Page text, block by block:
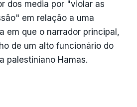
dos media por "violar as
em relação a uma
em que o narrador principal,
de um alto funcionário do
palestiniano Hamas.